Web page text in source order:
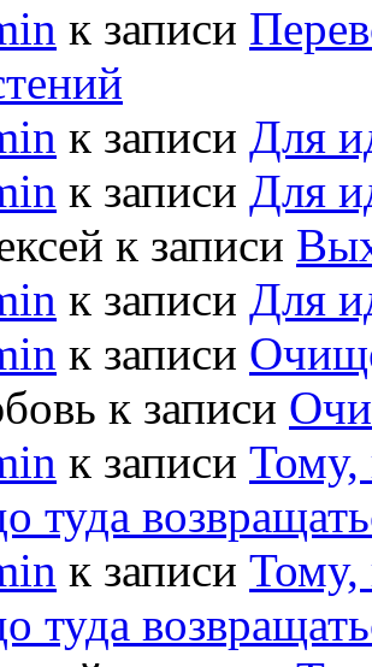
к записи
к записи Для
к записи Для
к записи
к записи Для
к записи
к записи
к записи Тому,
туда
к записи Тому,
туда